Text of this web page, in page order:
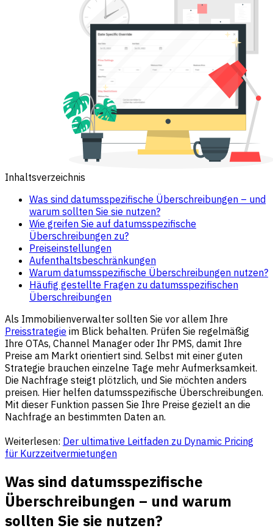
Inhaltsverzeichnis
Was sind datumsspezifische Überschreibungen – und
warum sollten Sie sie nutzen?
Wie greifen Sie auf datumsspezifische
Überschreibungen zu?
Preiseinstellungen
Aufenthaltsbeschränkungen
Warum datumsspezifische Überschreibungen nutzen?
Häufig gestellte Fragen zu datumsspezifischen
Überschreibungen
Als Immobilienverwalter sollten Sie vor allem Ihre
Preisstrategie im Blick behalten. Prüfen Sie regelmäßig
Ihre OTAs, Channel Manager oder Ihr PMS, damit Ihre
Preise am Markt orientiert sind. Selbst mit einer guten
Strategie brauchen einzelne Tage mehr Aufmerksamkeit.
Die Nachfrage steigt plötzlich, und Sie möchten anders
preisen. Hier helfen datumsspezifische Überschreibungen.
Mit dieser Funktion passen Sie Ihre Preise gezielt an die
Nachfrage an bestimmten Daten an.
Weiterlesen: Der ultimative Leitfaden zu Dynamic Pricing
für Kurzzeitvermietungen
Was sind datumsspezifische
Überschreibungen – und warum
sollten Sie sie nutzen?